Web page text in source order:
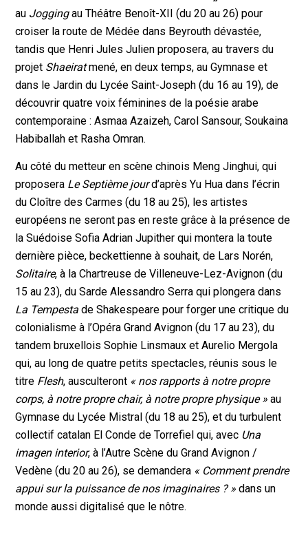
au Joggingau Théâtre Benoît-XII (du 20 au 26) pour
croiser la route de Médée dans Beyrouth dévastée,
tandis que Henri Jules Julien proposera, au travers du
projet Shaeiratmené, en deux temps, au Gymnase et
dans le Jardin du Lycée Saint-Joseph (du 16 au 19), de
découvrir quatre voix féminines de la poésie arabe
contemporaine : Asmaa Azaizeh, Carol Sansour, Soukaina
Habiballah et Rasha Omran.
Au côté du metteur en scène chinois Meng Jinghui, qui
proposera Le Septième jourd’après Yu Hua dans l’écrin
du Cloître des Carmes (du 18 au 25), les artistes
européens ne seront pas en reste grâce à la présence de
la Suédoise Sofia Adrian Jupither qui montera la toute
dernière pièce, beckettienne à souhait, de Lars Norén,
Solitaire, à la Chartreuse de Villeneuve-Lez-Avignon (du
15 au 23), du Sarde Alessandro Serra qui plongera dans
La Tempesta de Shakespeare pour forger une critique du
colonialisme à l’Opéra Grand Avignon (du 17 au 23), du
tandem bruxellois Sophie Linsmaux et Aurelio Mergola
qui, au long de quatre petits spectacles, réunis sous le
titre Flesh, ausculteront « nos rapports à notre propre
corps, à notre propre chair, à notre propre physique »au
Gymnase du Lycée Mistral (du 18 au 25), et du turbulent
collectif catalan El Conde de Torrefiel qui, avec Una
imagen interior, à l’Autre Scène du Grand Avignon /
Vedène (du 20 au 26), se demandera « Comment prendre
appui sur la puissance de nos imaginaires ? »dans un
monde aussi digitalisé que le nôtre.